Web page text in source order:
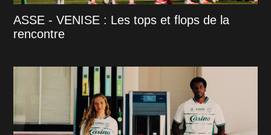
ASSE - VENISE : Les tops et flops de la
rencontre